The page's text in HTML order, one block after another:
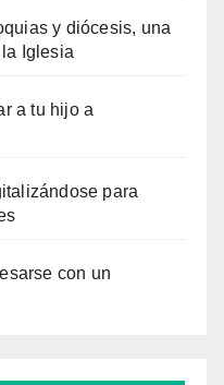
y diócesis, una
Iglesia
a tu hijo a
para
con un